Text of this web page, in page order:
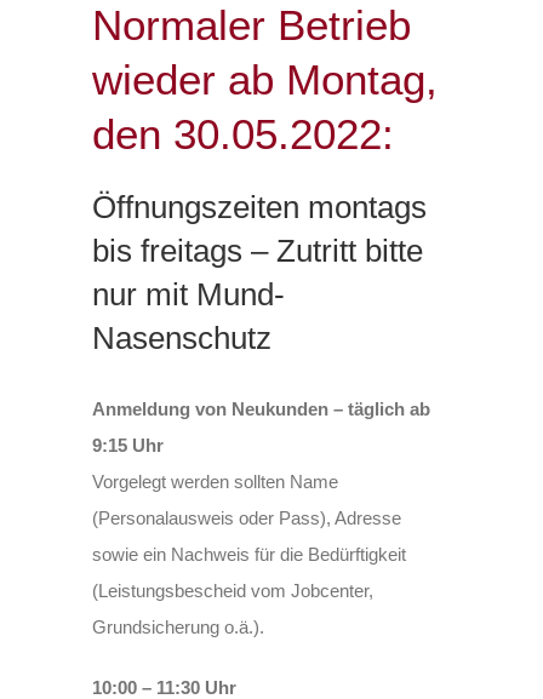
Normaler Betrieb
wieder ab Montag,
den 30.05.2022:
Öffnungszeiten montags
bis freitags – Zutritt bitte
nur mit Mund-
Nasenschutz
Anmeldung von Neukunden –täglich ab
9:15 Uhr
Vorgelegt werden sollten Name
(Personalausweis oder Pass), Adresse
sowie ein Nachweis für die Bedürftigkeit
(Leistungsbescheid vom Jobcenter,
Grundsicherung o.ä.).
10:00 – 11:30 Uhr